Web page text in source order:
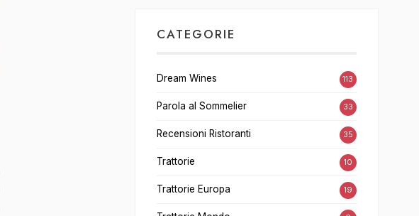
CATEGORIE
Dream Wines 113
Parola al Sommelier 33
Recensioni Ristoranti 35
Trattorie 10
Trattorie Europa 19